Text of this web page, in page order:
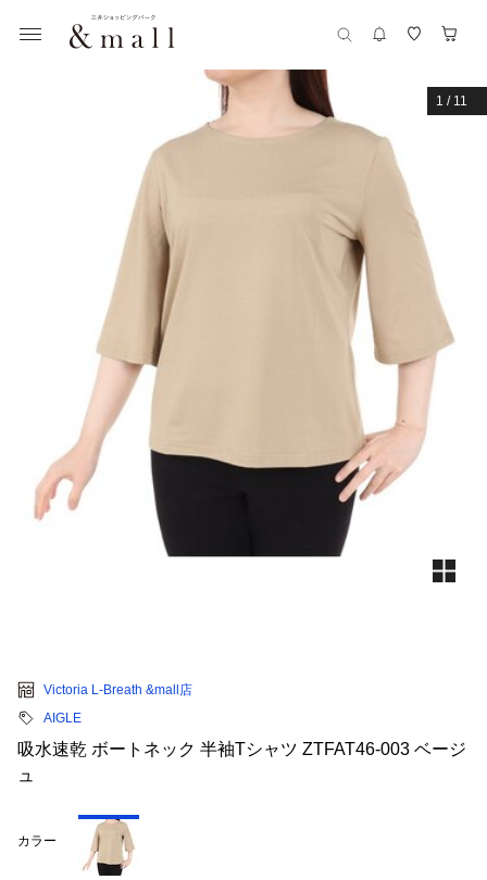
1 / 11
Victoria L-Breath &mall店
AIGLE
吸水速乾 ボートネック 半袖Tシャツ ZTFAT46-003 ベージ
ュ
カラー